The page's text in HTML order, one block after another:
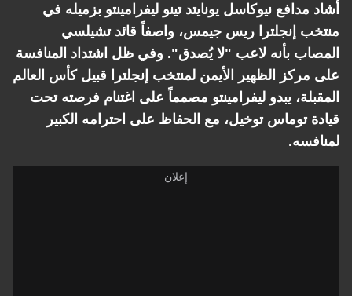
أشاد مدافع نيوكاسل يونايتد تينو ليفرامينتو بزميله في
منتخب إنجلترا ريس جيمس، واصفاً قائد تشيلسي
المصاب بأنه لاعب "لا يُصدق". وفي ظل اشتداد المنافسة
على مركز الظهير الأيمن لمنتخب إنجلترا قبيل كأس العالم
المقبلة، يبدو ليفرامينتو مصمماً على اغتنام فرصته تحت
قيادة توماس توخيل، مع الحفاظ على احترامه الكبير
لمنافسه.